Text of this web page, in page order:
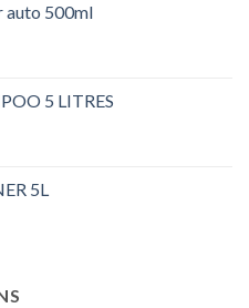
auto 500ml
5 LITRES
5L